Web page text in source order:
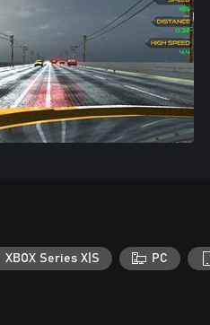
XBOX Series X|S PC